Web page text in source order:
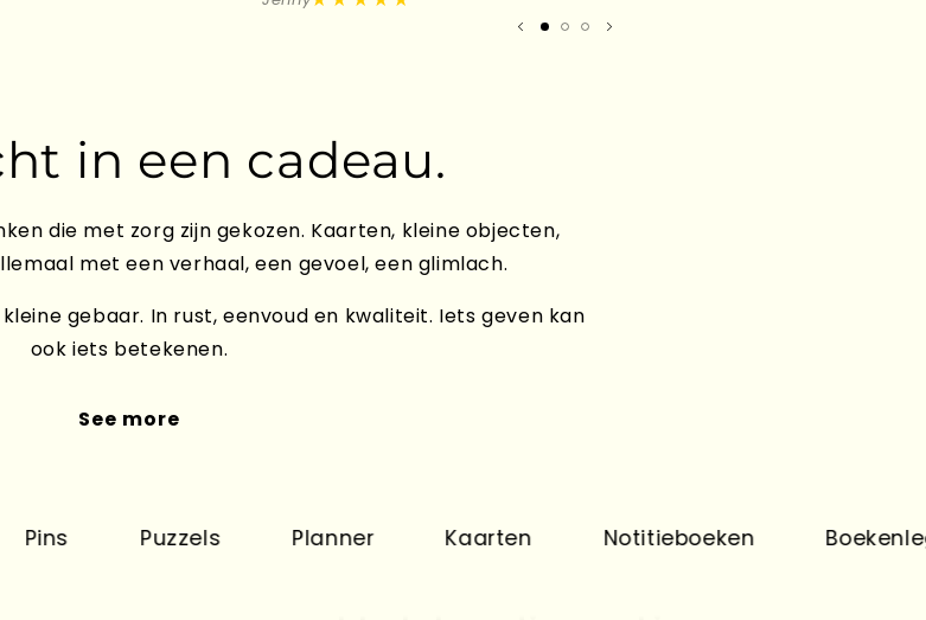
in een cadeau.
die met zorg zijn gekozen. Kaarten, kleine objecten,
met een verhaal, een gevoel, een glimlach.
gebaar. In rust, eenvoud en kwaliteit. Iets geven kan
ook iets betekenen.
See more
Puzzels Planner Kaarten Notitieboeken Boekenleggers
Kaarten